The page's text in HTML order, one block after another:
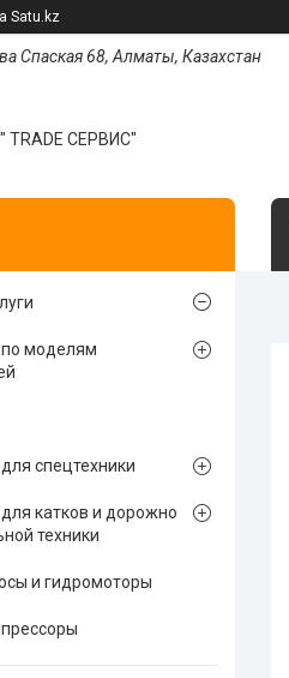
Satu.kz
Спаская 68, Алматы, Казахстан
TRADE СЕРВИС"
по моделям
спецтехники
катков и дорожно
техники
и гидромоторы